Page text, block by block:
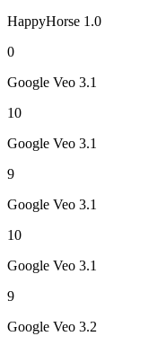
HappyHorse 1.0
0
Google Veo 3.1
10
Google Veo 3.1
9
Google Veo 3.1
10
Google Veo 3.1
9
Google Veo 3.2